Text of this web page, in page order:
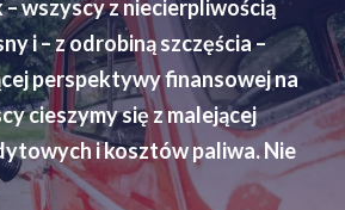
wszyscy z niecierpliwością
i – z odrobiną szczęścia –
perspektywy finansowej na
cieszymy się z malejącej
i kosztów paliwa. Nie